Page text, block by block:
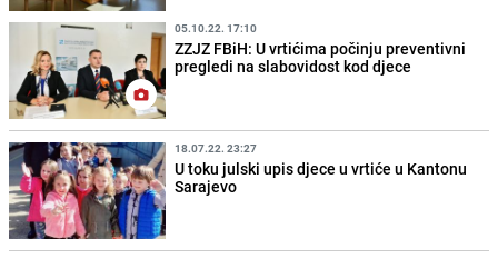
05.10.22. 17:10
ZZJZ FBiH: U vrtićima počinju preventivni
pregledi na slabovidost kod djece
18.07.22. 23:27
U toku julski upis djece u vrtiće u Kantonu
Sarajevo